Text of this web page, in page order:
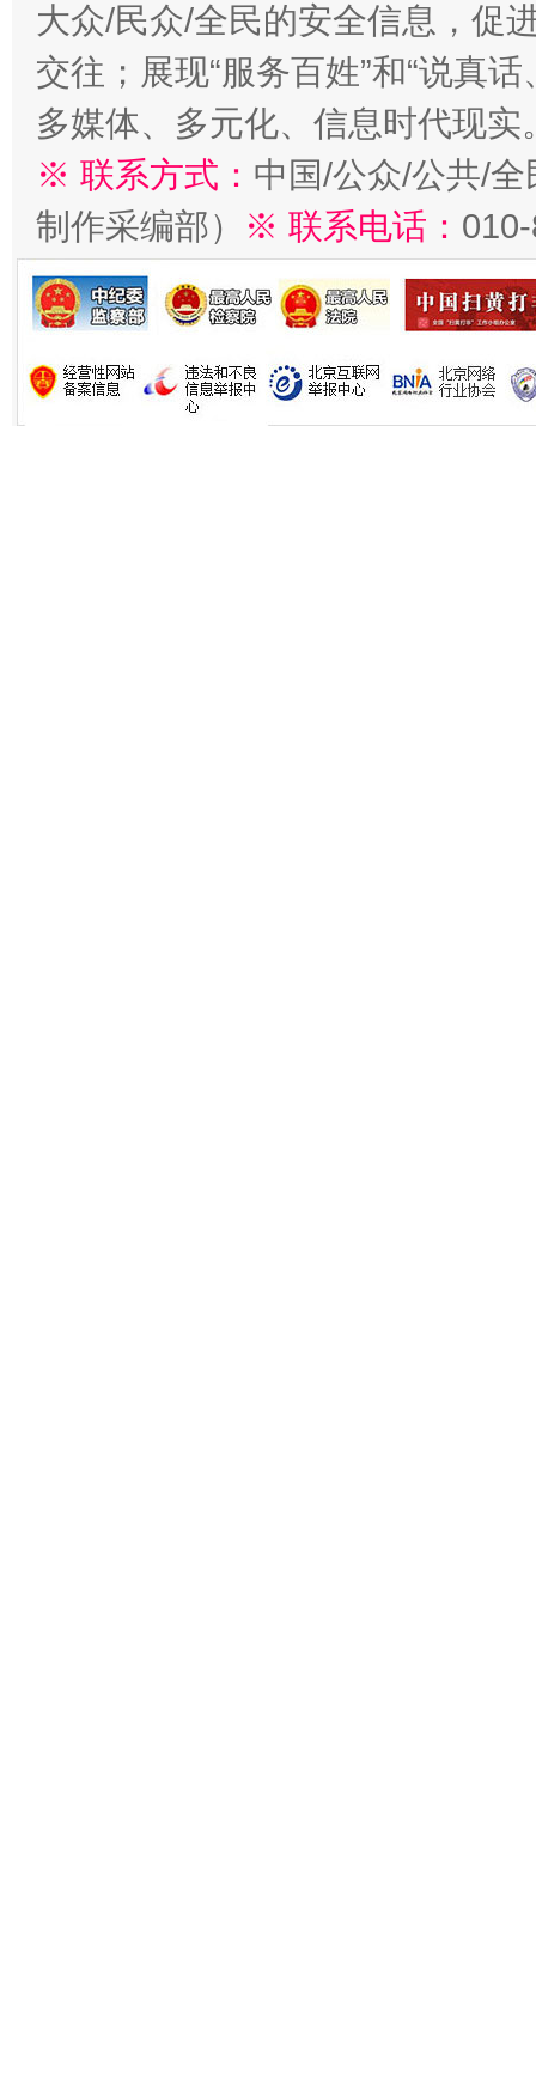
大众/民众/全民的安全信息，促
交往；展现“服务百姓”和“说真
多媒体、多元化、信息时代现实
※ 联系方式： 中国/公众/公共/
制作采编部）
※ 联系电话：